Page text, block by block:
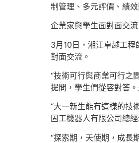
制管理、多元評價、績
企業家與學生面對面交
3月10日，湘江卓越工
對面交流。
“技術可行與商業可行之
提問，學生們從容對答
“大一新生能有這樣的技
固工機器人有限公司總
“探索期，天使期，成長